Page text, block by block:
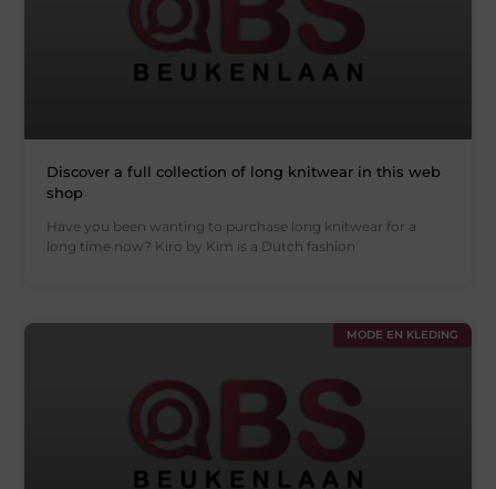
Discover a full collection of long knitwear in this web
shop
Have you been wanting to purchase long knitwear for a
long time now? Kiro by Kim is a Dutch fashion
MODE EN KLEDING